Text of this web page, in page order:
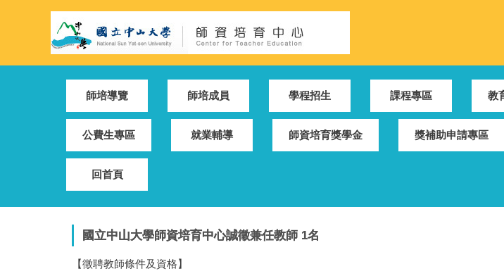
師培導覽 師培成員 學程招生 課程專區 教
公費生專區 就業輔導 師資培育獎學金 獎補助申請專區
回首頁
國立中山大學師資培育中心誠徵兼任教師 1名
【徵聘教師條件及資格】